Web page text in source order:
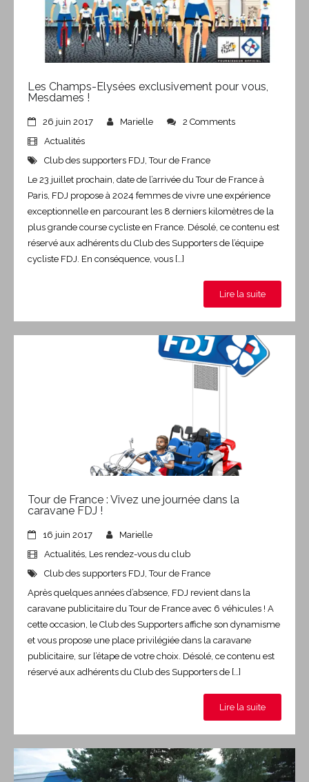
Les Champs-Elysées exclusivement pour vous,
Mesdames !
26 juin 2017 Marielle
2 Comments
Actualités
Club des supporters FDJ ,Tour de France
Le 23 juillet prochain, date de l’arrivée du Tour de France à
Paris, FDJ propose à 2024 femmes de vivre une expérience
exceptionnelle en parcourant les 8 derniers kilomètres de la
plus grande course cycliste en France. Désolé, ce contenu est
réservé aux adhérents du Club des Supporters de l’équipe
cycliste FDJ. En conséquence, vous […]
Lire la suite
Tour de France : Vivez une journée dans la
caravane FDJ !
16 juin 2017
Marielle
Actualités Les rendez-vous du club
Club des supporters FDJ ,Tour de France
Après quelques années d’absence, FDJ revient dans la
caravane publicitaire du Tour de France avec 6 véhicules ! A
cette occasion, le Club des Supporters affiche son dynamisme
et vous propose une place privilégiée dans la caravane
publicitaire, sur l’étape de votre choix. Désolé, ce contenu est
réservé aux adhérents du Club des Supporters de […]
Lire la suite